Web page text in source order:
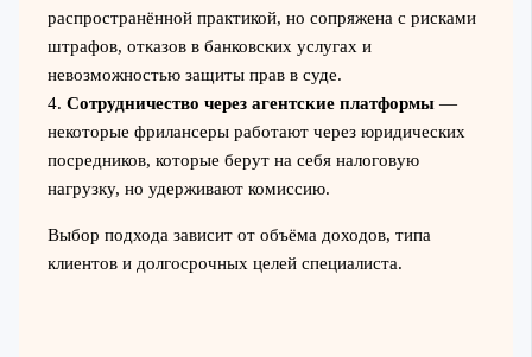
распространённой практикой, но сопряжена с рисками
штрафов, отказов в банковских услугах и
невозможностью защиты прав в суде.
4. Сотрудничество через агентские платформы—
некоторые фрилансеры работают через юридических
посредников, которые берут на себя налоговую
нагрузку, но удерживают комиссию.
Выбор подхода зависит от объёма доходов, типа
клиентов и долгосрочных целей специалиста.